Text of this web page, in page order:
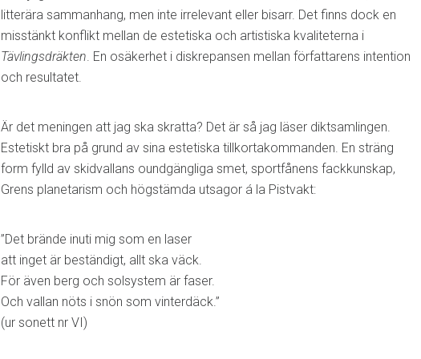
litterära sammanhang, men inte irrelevant eller bisarr. Det finns dock en
misstänkt konflikt mellan de estetiska och artistiska kvaliteterna i
Tävlingsdräkten. En osäkerhet i diskrepansen mellan författarens intention
och resultatet.
Är det meningen att jag ska skratta? Det är så jag läser diktsamlingen.
Estetiskt bra på grund av sina estetiska tillkortakommanden. En sträng
form fylld av skidvallans oundgängliga smet, sportfånens fackkunskap,
Grens planetarism och högstämda utsagor á la Pistvakt:
”Det brände inuti mig som en laser
att inget är beständigt, allt ska väck.
För även berg och solsystem är faser.
Och vallan nöts i snön som vinterdäck.”
(ur sonett nr VI)